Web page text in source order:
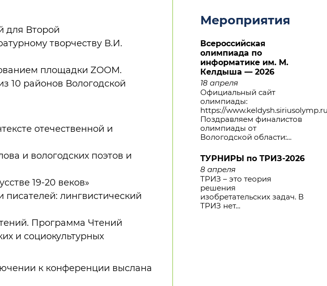
для Второй
творчеству В.И.
площадки ZOOM.
10 районов Вологодской
отечественной и
и вологодских поэтов и
19-20 веков»
писателей: лингвистический
Программа Чтений
и социокультурных
к конференции выслана
Мероприятия
Всероссийская
олимпиада по
информатике им. М.
Келдыша — 2026
18 апреля
Официальный сайт
олимпиады:
https://
Поздравляем финалистов
олимпиады от
Вологодской области:…
ТУРНИРЫ по ТРИЗ-2026
8 апреля
ТРИЗ – это теория
решения
изобретательских задач. В
ТРИЗ нет…